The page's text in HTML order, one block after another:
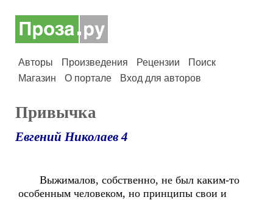
Авторы Произведения Рецензии
Поиск
Магазин
О портале Вход для авторов
Привычка
Евгений Николаев 4
Выжималов, собственно, не был каким-то
особенным человеком, но принципы свои и